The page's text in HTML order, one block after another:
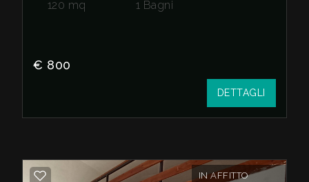
professionali, con una superficie totale di 120
Uno spazio luminoso e versatile, che può
essere facilmente adattato alle diverse
locale dispone di un bagno.
120 mq 1 Bagni
€ 800
DETTAGLI
IN AFFITTO